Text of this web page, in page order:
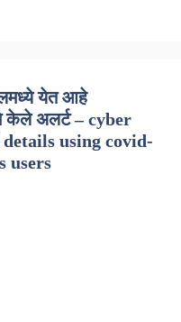
येत आहे
केले अलर्ट – cyber
using covid-
users